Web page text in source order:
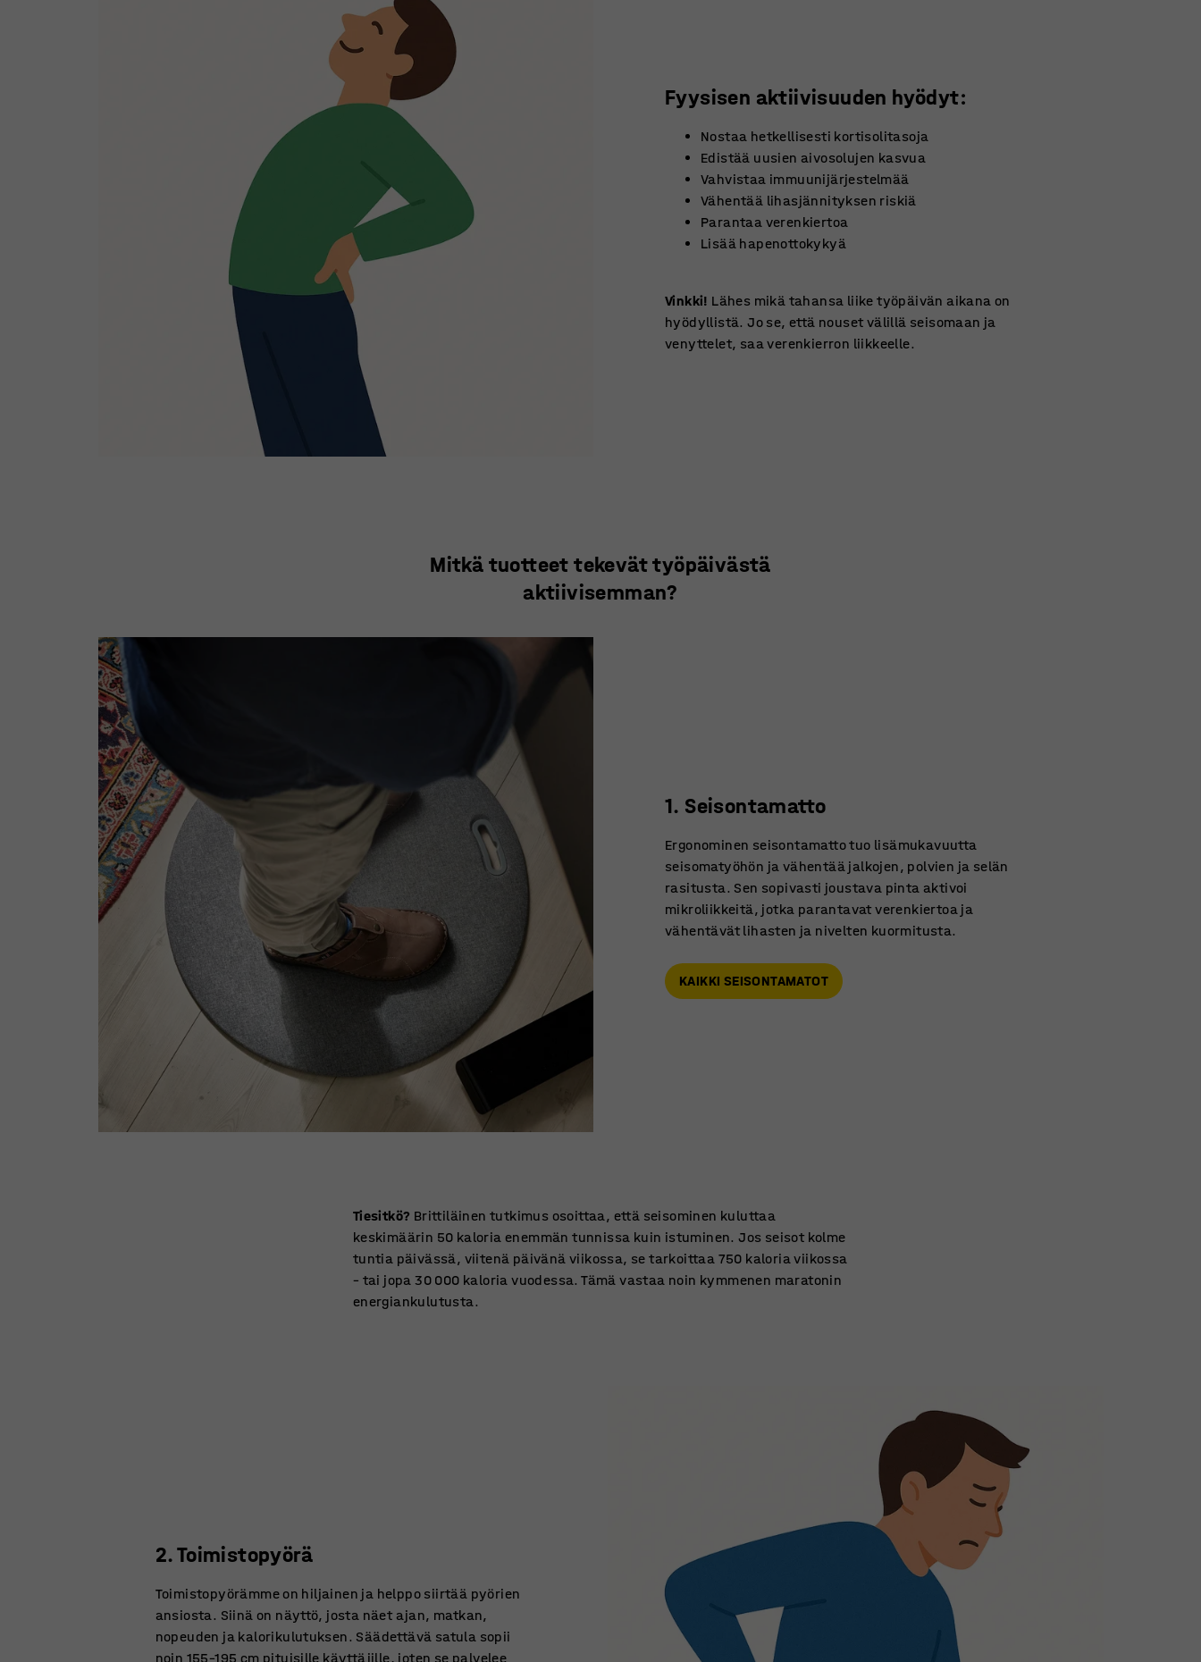
Fyysisen aktiivisuuden hyödyt:
Nostaa hetkellisesti kortisolitasoja
Edistää uusien aivosolujen kasvua
Vahvistaa immuunijärjestelmää
Vähentää lihasjännityksen riskiä
Parantaa verenkiertoa
Lisää hapenottokykyä
Vinkki! Lähes mikä tahansa liike työpäivän aikana on
hyödyllistä. Jo se, että nouset välillä seisomaan ja
venyttelet, saa verenkierron liikkeelle.
Mitkä tuotteet tekevät työpäivästä
aktiivisemman?
1. Seisontamatto
Ergonominen seisontamatto tuo lisämukavuutta
seisomatyöhön ja vähentää jalkojen, polvien ja selän
rasitusta. Sen sopivasti joustava pinta aktivoi
mikroliikkeitä, jotka parantavat verenkiertoa ja
vähentävät lihasten ja nivelten kuormitusta.
KAIKKI SEISONTAMATOT
Tiesitkö? Brittiläinen tutkimus osoittaa, että seisominen kuluttaa
keskimäärin 50 kaloria enemmän tunnissa kuin istuminen. Jos seisot kolme
tuntia päivässä, viitenä päivänä viikossa, se tarkoittaa 750 kaloria viikossa
– tai jopa 30 000 kaloria vuodessa. Tämä vastaa noin kymmenen maratonin
energiankulutusta.
2. Toimistopyörä
Toimistopyörämme on hiljainen ja helppo siirtää pyörien
ansiosta. Siinä on näyttö, josta näet ajan, matkan,
nopeuden ja kalorikulutuksen. Säädettävä satula sopii
noin 155–195 cm pituisille käyttäjille, joten se palvelee